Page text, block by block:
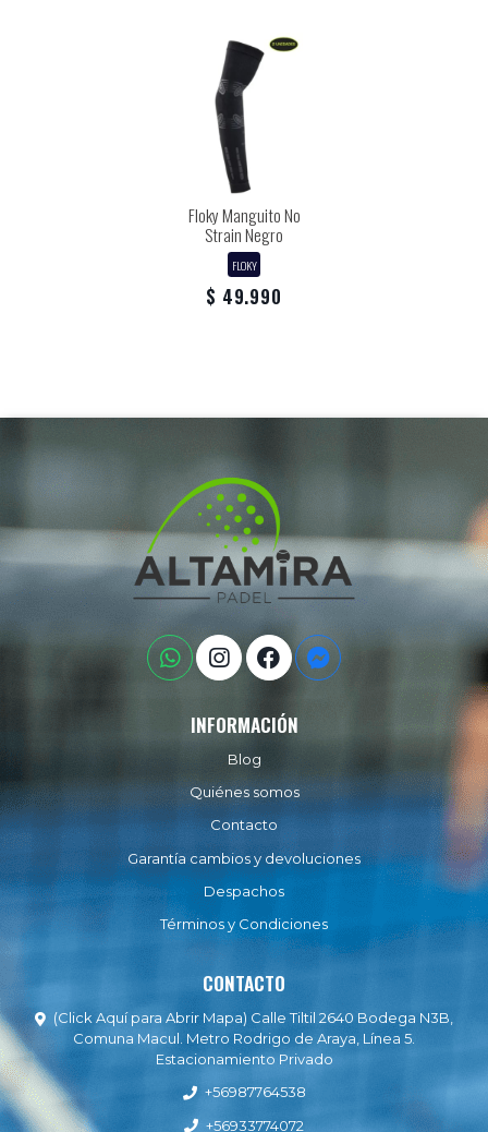
Floky Manguito No
Strain Negro
FLOKY
$ 49.990
INFORMACIÓN
Blog
Quiénes somos
Contacto
Garantía cambios y devoluciones
Despachos
Términos y Condiciones
CONTACTO
(Click Aquí para Abrir Mapa) Calle Tiltil 2640 Bodega N3B,
Comuna Macul. Metro Rodrigo de Araya, Línea 5.
Estacionamiento Privado
+56987764538
+56933774072